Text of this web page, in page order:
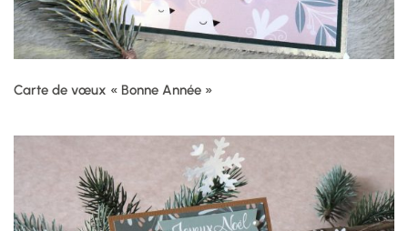
Carte de vœux « Bonne Année »